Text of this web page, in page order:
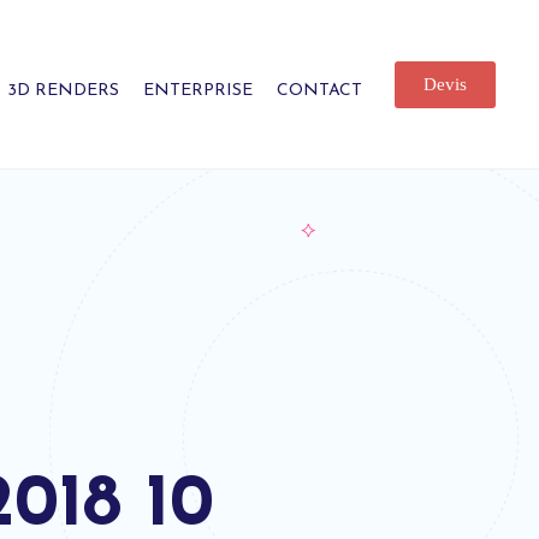
3D RENDERS ENTERPRISE CONTACT Devis
10